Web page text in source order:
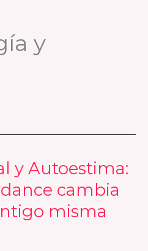
y
y Autoestima:
cambia
misma